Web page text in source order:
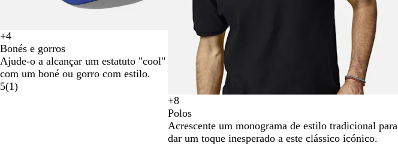
V
e
r
m
e
C
i
n
z
e
R
o
y
a
l
C
i
n
z
e
+4
Bonés e gorros
Ajude-o a alcançar um estatuto "cool"
com um boné ou gorro com estilo.
5(1)
P
r
e
t
B
r
a
n
C
a
r
v
B
r
a
n
+8
Polos
Acrescente um monograma de estilo tradicional para
dar um toque inesperado a este clássico icónico.